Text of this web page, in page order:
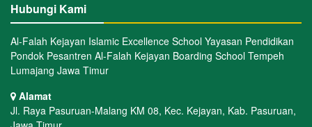
Hubungi Kami
Al-Falah Kejayan Islamic Excellence School Yayasan Pendidikan
Pondok Pesantren Al-Falah Kejayan Boarding School Tempeh
Lumajang Jawa Timur
Alamat
Jl. Raya Pasuruan-Malang KM 08, Kec. Kejayan, Kab. Pasuruan,